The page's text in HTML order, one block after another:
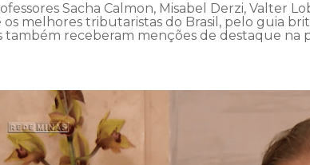
Sacha Calmon, Misabel Derzi, Valter
melhores tributaristas do Brasil, pelo guia
também receberam menções de destaque na